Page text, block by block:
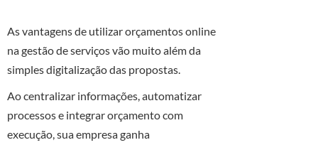
As vantagens de utilizar orçamentos online
na gestão de serviços vão muito além da
simples digitalização das propostas.
Ao centralizar informações, automatizar
processos e integrar orçamento com
execução, sua empresa ganha